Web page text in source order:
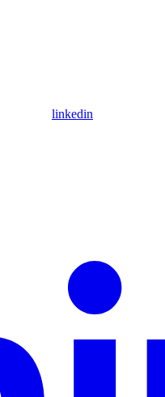
linkedin